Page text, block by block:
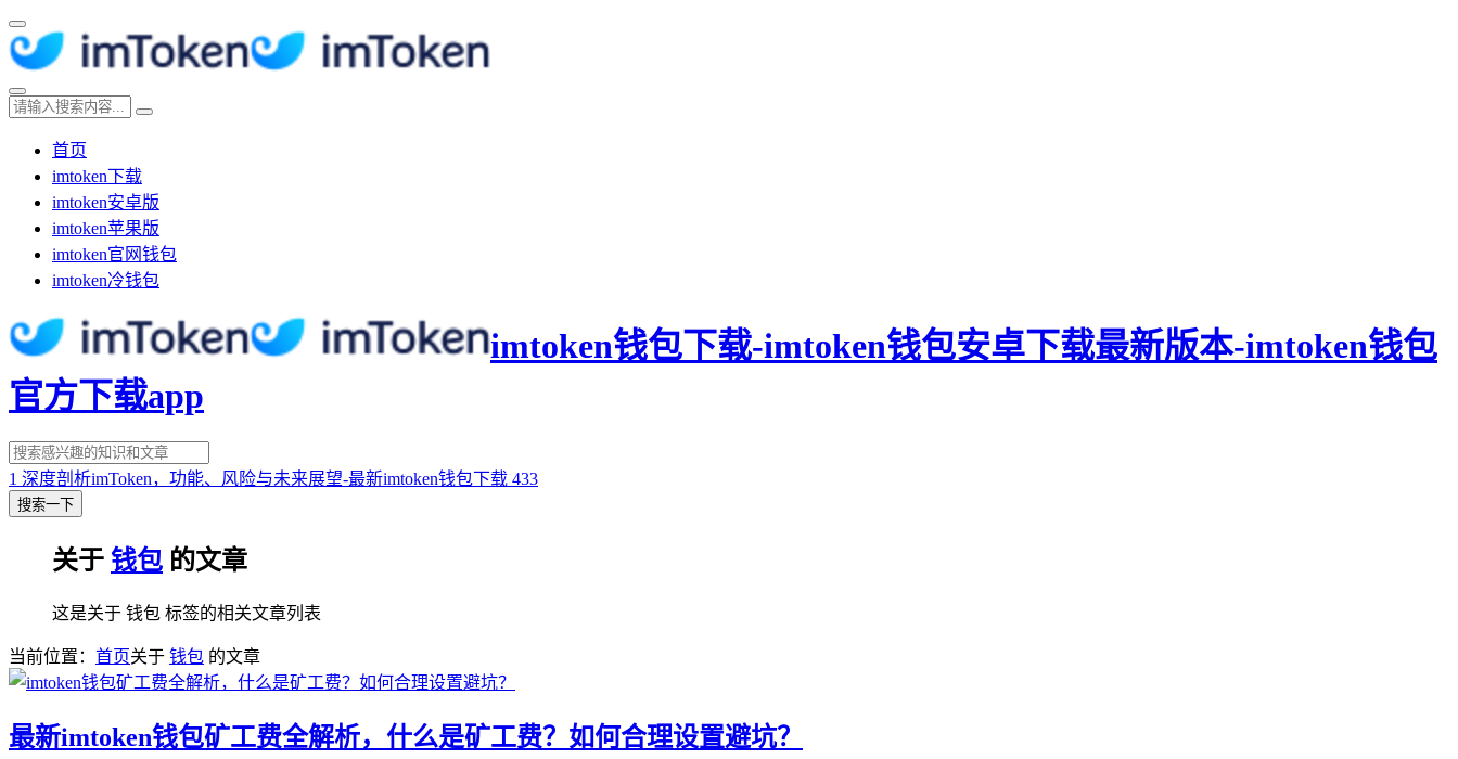
首页
imtoken下载
imtoken安卓版
imtoken苹果版
imtoken官网钱包
imtoken冷钱包
imtoken钱包下载-imtoken钱包安卓下载最新版本-imtoken钱包
官方下载app
1 深度剖析imToken，功能、风险与未来展望-最新imtoken钱包下载 433
搜索一下
关于 钱包 的文章
这是关于 钱包 标签的相关文章列表
当前位置： 首页关于 钱包 的文章
最新imtoken钱包矿工费全解析，什么是矿工费？如何合理设置避坑？